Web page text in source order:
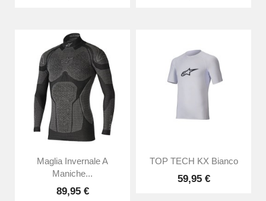
Maglia Invernale A
Maniche...
89,95 €
TOP TECH KX Bianco
59,95 €